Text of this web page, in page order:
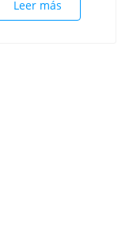
Leer más